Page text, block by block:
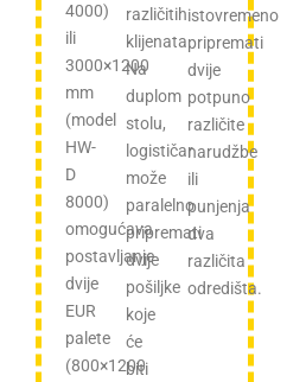
4000)
ili
3000×1200
mm
(model
HW-
D
8000)
omogućava
postavljanje
dvije
EUR
palete
(800×1200
različitih
klijenata.
Na
duplom
stolu,
logističar
može
paralelno
pripremati
dvije
pošiljke
koje
će
biti
istovremeno
pripremati
dvije
potpuno
različite
narudžbe
ili
punjenja
dva
različita
odredišta.